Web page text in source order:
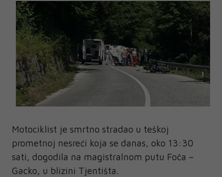
Motociklist je smrtno stradao u teškoj
prometnoj nesreći koja se danas, oko 13:30
sati, dogodila na magistralnom putu Foča –
Gacko, u blizini Tjentišta.